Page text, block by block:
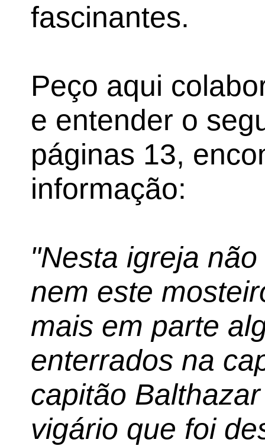
fascinantes.
Peço aqui
e entender o
páginas 13,
informação:
"Nesta igreja
nem este
mais em parte
enterrados na
capitão
vigário que foi